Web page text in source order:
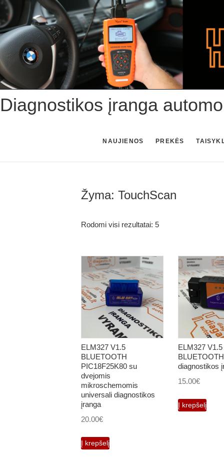
Skip
to
content
Diagnostikos įranga
NAUJIENOS PREKĖS
Žyma: TouchScan
Rodomi visi rezultatai: 5
ELM327 V1.5
BLUETOOTH
PIC18F25K80 su
dvejomis
mikroschemomis
universali diagnostikos
įranga
20.00€
Į krepšelį
ELM327 V1.5
diagnostikos
15.00€
Į krepšelį